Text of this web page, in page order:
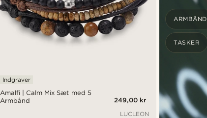
Amalfi | Calm Mix Sæt med 5
Armbånd
Indgraver
249,00 kr
LUCLEON
ARMBÅND
TASKER